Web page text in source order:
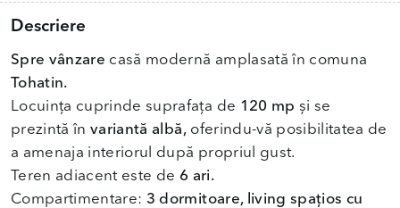
Descriere
Spre vânzare casă modernă amplasată în comuna
Tohatin.
Locuința cuprinde suprafața de 120 mp și se
prezintă învariantă albă,oferindu-vă posibilitatea de
a amenaja interiorul după propriul gust.
Teren adiacent este de 6 ari.
Compartimentare: 3 dormitoare, living spațios cu